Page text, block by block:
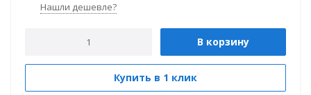
Нашли дешевле?
В корзину
Купить в 1 клик